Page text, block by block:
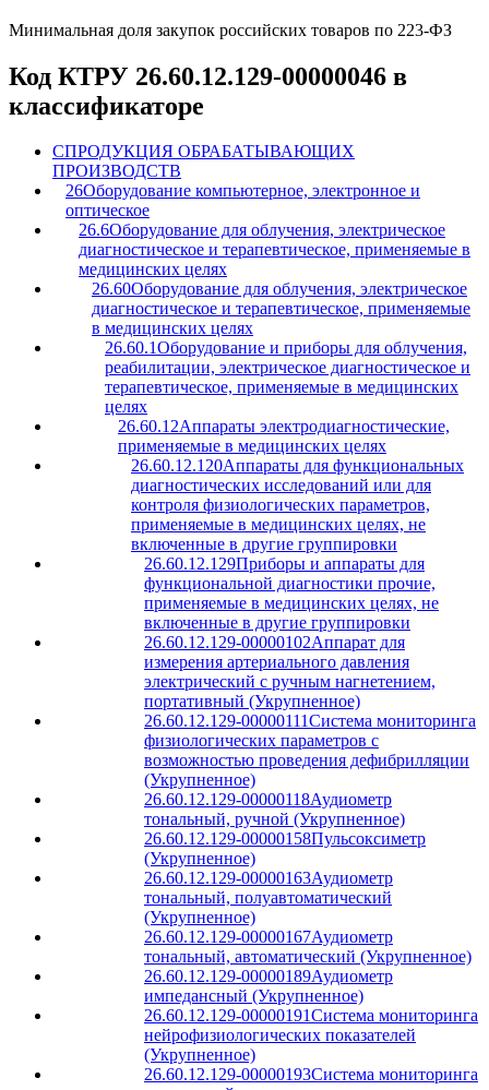
Минимальная доля закупок российских товаров по 223-ФЗ
Код КТРУ 26.60.12.129-00000046 в
классификаторе
CПРОДУКЦИЯ ОБРАБАТЫВАЮЩИХ
ПРОИЗВОДСТВ
26Оборудование компьютерное, электронное и
оптическое
26.6Оборудование для облучения, электрическое
диагностическое и терапевтическое, применяемые в
медицинских целях
26.60Оборудование для облучения, электрическое
диагностическое и терапевтическое, применяемые
в медицинских целях
26.60.1Оборудование и приборы для облучения,
реабилитации, электрическое диагностическое и
терапевтическое, применяемые в медицинских
целях
26.60.12Аппараты электродиагностические,
применяемые в медицинских целях
26.60.12.120Аппараты для функциональных
диагностических исследований или для
контроля физиологических параметров,
применяемые в медицинских целях, не
включенные в другие группировки
26.60.12.129Приборы и аппараты для
функциональной диагностики прочие,
применяемые в медицинских целях, не
включенные в другие группировки
26.60.12.129-00000102Аппарат для
измерения артериального давления
электрический с ручным нагнетением,
портативный (Укрупненное)
26.60.12.129-00000111Система мониторинга
физиологических параметров с
возможностью проведения дефибрилляции
(Укрупненное)
26.60.12.129-00000118Аудиометр
тональный, ручной (Укрупненное)
26.60.12.129-00000158Пульсоксиметр
(Укрупненное)
26.60.12.129-00000163Аудиометр
тональный, полуавтоматический
(Укрупненное)
26.60.12.129-00000167Аудиометр
тональный, автоматический (Укрупненное)
26.60.12.129-00000189Аудиометр
импедансный (Укрупненное)
26.60.12.129-00000191Система мониторинга
нейрофизиологических показателей
(Укрупненное)
26.60.12.129-00000193Система мониторинга